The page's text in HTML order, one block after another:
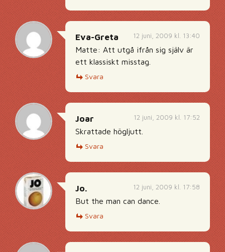
12 juni, 2009 kl. 13:40
Eva-Greta
Matte: Att utgå ifrån sig själv är
ett klassiskt misstag.
Svara
12 juni, 2009 kl. 17:52
Joar
Skrattade högljutt.
Svara
12 juni, 2009 kl. 17:58
Jo.
But the man can dance.
Svara